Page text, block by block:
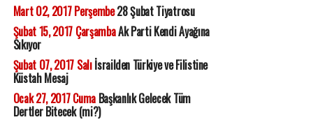
Mart 02, 2017 Perşembe28 Şubat Tiyatrosu
Şubat 15, 2017 ÇarşambaAk Parti Kendi Ayağına
Sıkıyor
Şubat 07, 2017 Salıİsrailden Türkiye ve Filistine
Küstah Mesaj
Ocak 27, 2017 CumaBaşkanlık Gelecek Tüm
Dertler Bitecek (mi?)